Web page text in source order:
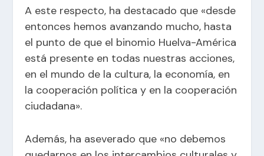
A este respecto, ha destacado que «desde
entonces hemos avanzando mucho, hasta
el punto de que el binomio Huelva-América
está presente en todas nuestras acciones,
en el mundo de la cultura, la economía, en
la cooperación política y en la cooperación
ciudadana».
Además, ha aseverado que «no debemos